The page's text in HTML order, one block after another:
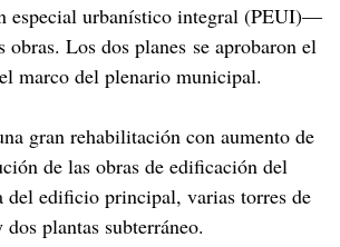
especial urbanístico integral (PEUI)—
obras. Los dos planes se aprobaron el
marco del plenario municipal.
gran rehabilitación con aumento de
de las obras de edificación del
del edificio principal, varias torres de
plantas subterráneo.